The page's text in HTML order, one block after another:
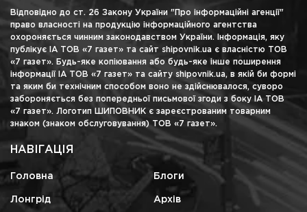
Відповідно до ст. 26 Закону України "Про інформаційні агенції"
право власності на продукцію інформаційного агентства
охороняється чинним законодавством України. Інформація, яку
публікує ІА ТОВ «7 газет» та сайт shipovnik.ua є власністю ТОВ
«7 газет». Будь-яке копіювання або будь-яке інше поширення
інформації ІА ТОВ «7 газет» та сайту shipovnik.ua, в якій би формі
та яким би технічним способом воно не здійснювалося, суворо
забороняється без попередньої письмової згоди з боку ІА ТОВ
«7 газет». Логотип ШИПОВНИК є зареєстрованим товарним
знаком (знаком обслуговування) ТОВ «7 газет».
НАВІГАЦІЯ
Головна Блоги
Лонгрід Архів